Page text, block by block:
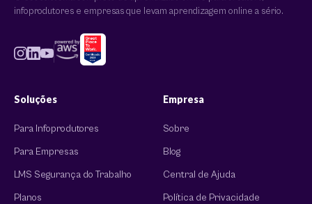
infoprodutores e empresas que levam aprendizagem online a sério.
Soluções
Para Infoprodutores
Para Empresas
LMS Segurança do Trabalho
Planos
Empresa
Sobre
Blog
Central de Ajuda
Política de Privacidade